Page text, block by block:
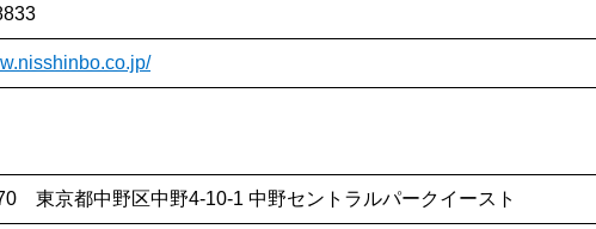
東京都中野区中野4-10-1 中野セントラルパークイースト